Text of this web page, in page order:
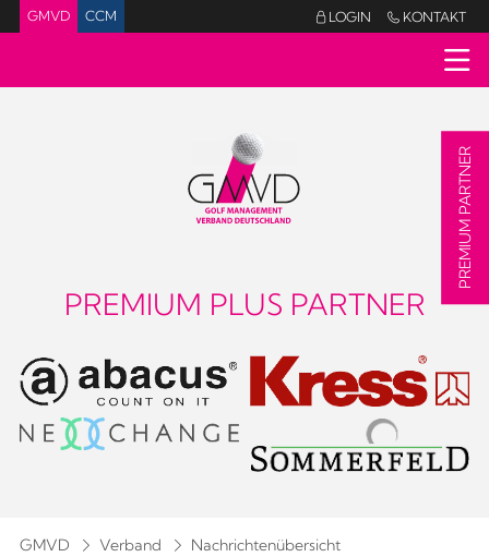
GMVD CCM LOGIN  KONTAKT
PREMIUM PLUS PARTNER
GMVD Verband Nachrichtenübersicht
PREMIUM PARTNER